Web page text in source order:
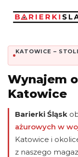
P
j
d
ź
d
o
t
KATOWICE –
Wynajem
Katowice
Barierki Śląsk
ażurowych w
Katowice i
z naszego